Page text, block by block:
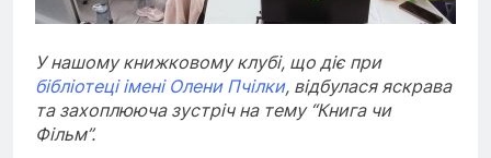
У нашому книжковому клубі, що діє при
бібліотеці імені Олени Пчілки, відбулася яскрава
та захоплююча зустріч на тему “Книга чи
Фільм”.